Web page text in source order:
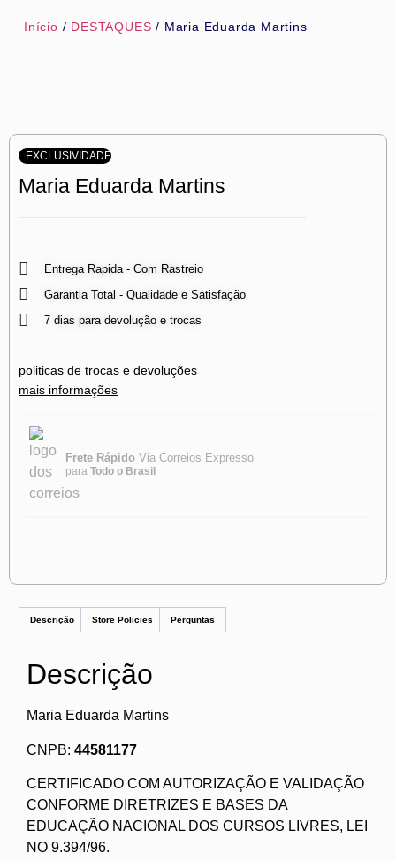
Início / DESTAQUES / Maria Eduarda Martins
EXCLUSIVIDADE
Maria Eduarda Martins
Entrega Rapida - Com Rastreio
Garantia Total - Qualidade e Satisfação
7 dias para devolução e trocas
politicas de trocas e devoluções
mais informações
Frete Rápido Via Correios Expresso
para Todo o Brasil
Descrição Store Policies Perguntas
Descrição
Maria Eduarda Martins
CNPB: 44581177
CERTIFICADO COM AUTORIZAÇÃO E VALIDAÇÃO
CONFORME DIRETRIZES E BASES DA
EDUCAÇÃO NACIONAL DOS CURSOS LIVRES, LEI
NO 9.394/96.